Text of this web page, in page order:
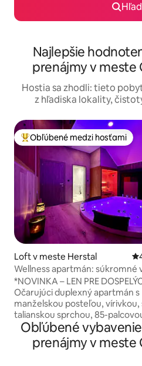
Najlepšie
prenájmy v meste
Hostia sa zhodli: tieto
z hľadiska lokality,
Najobľúbenejšie medzi hosťami
Obľúbené medzi hosťami
Loft v meste Herstal
Wellness apartmán: súkromné
sauny
*NOVINKA – LEN PRE
Očarujúci duplexný apartmán s
manželskou posteľou, vírivkou,
talianskou sprchou, 85-
inteligentnou televíziou a
parkovacím miestom pred
Nezávislý vstup a výstup
Obľúbené
prenájmy v meste